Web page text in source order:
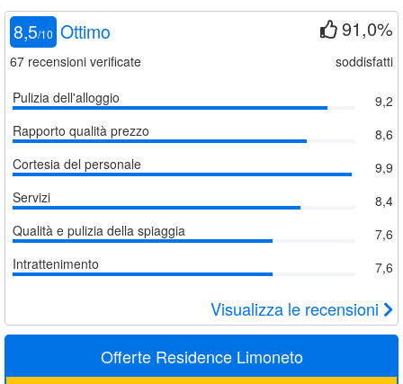
8,5/10 Ottimo
67 recensioni verificate
91,0%
soddisfatti
Pulizia dell'alloggio
9,2
Rapporto qualità prezzo
8,6
Cortesia del personale
9,9
Servizi
8,4
Qualità e pulizia della spiaggia
7,6
Intrattenimento
7,6
Visualizza le recensioni
Offerte Residence Limoneto